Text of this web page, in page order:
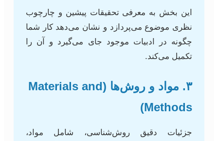
این بخش به معرفی تحقیقات پیشین و چارچوب
نظری موضوع می‌پردازد و نشان می‌دهد کار شما
چگونه در ادبیات موجود جای می‌گیرد و آن را
تکمیل می‌کند.
۳. مواد و روش‌ها (Materials and
Methods)
جزئیات دقیق روش‌شناسی، شامل مواد،